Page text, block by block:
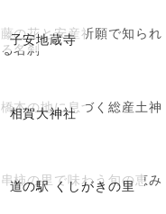
子安地蔵寺
藤の花と安産祈願で知られ
る名刹
相賀大神社
橋本の地に息づく総産土神
道の駅 くしがきの里
串柿の里で味わう旬の恵み